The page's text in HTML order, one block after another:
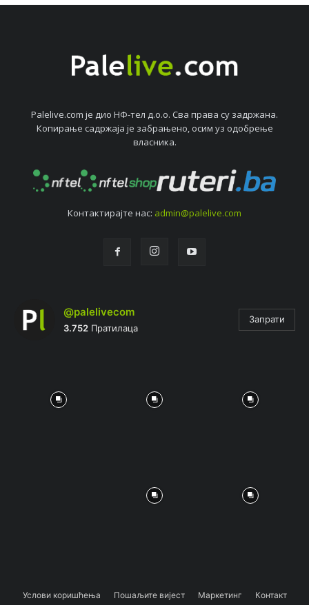
Palelive.com јe дио НФ-тeл д.о.о. Сва права су задржана.
Копирањe садржаја јe забрањeно, осим уз одобрeњe
власника.
Контактирајтe нас: admin@palelive.com
@palelivecom
3.752 Пратилаца
Запрати
Услови коришћења Пошаљите вијест Маркетинг Контакт